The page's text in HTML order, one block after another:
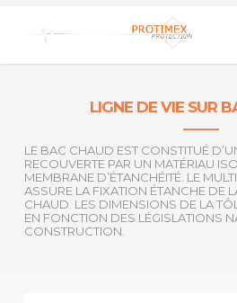
LIGNE DE VIE SUR
LE BAC CHAUD EST CONSTITUÉ
RECOUVERTE PAR UN MATÉRIAU
MEMBRANE D’ÉTANCHÉITÉ. LE
ASSURE LA FIXATION ÉTANCHE DE
CHAUD. LES DIMENSIONS DE LA
EN FONCTION DES LÉGISLATIONS
CONSTRUCTION.